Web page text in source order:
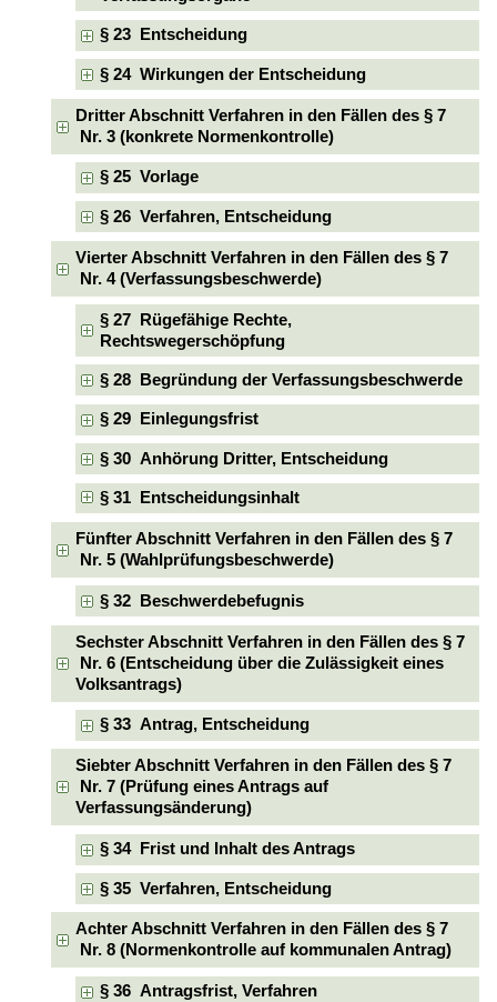
§ 23 Entscheidung
§ 24 Wirkungen der Entscheidung
Dritter Abschnitt Verfahren in den Fällen des § 7
Nr. 3 (konkrete Normenkontrolle)
§ 25 Vorlage
§ 26 Verfahren, Entscheidung
Vierter Abschnitt Verfahren in den Fällen des § 7
Nr. 4 (Verfassungsbeschwerde)
§ 27 Rügefähige Rechte,
Rechtswegerschöpfung
§ 28 Begründung der Verfassungsbeschwerde
§ 29 Einlegungsfrist
§ 30 Anhörung Dritter, Entscheidung
§ 31 Entscheidungsinhalt
Fünfter Abschnitt Verfahren in den Fällen des § 7
Nr. 5 (Wahlprüfungsbeschwerde)
§ 32 Beschwerdebefugnis
Sechster Abschnitt Verfahren in den Fällen des § 7
Nr. 6 (Entscheidung über die Zulässigkeit eines
Volksantrags)
§ 33 Antrag, Entscheidung
Siebter Abschnitt Verfahren in den Fällen des § 7
Nr. 7 (Prüfung eines Antrags auf
Verfassungsänderung)
§ 34 Frist und Inhalt des Antrags
§ 35 Verfahren, Entscheidung
Achter Abschnitt Verfahren in den Fällen des § 7
Nr. 8 (Normenkontrolle auf kommunalen Antrag)
§ 36 Antragsfrist, Verfahren